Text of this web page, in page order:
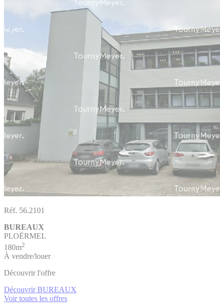
Réf. 56.2101
BUREAUX
PLOËRMEL
180m2
À vendre/louer
Découvrir l'offre
Découvrir BUREAUX
Voir toutes les offres